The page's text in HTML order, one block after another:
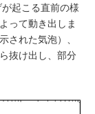
起こる直前の様
って動き出しま
された気泡）、
抜け出し、部分